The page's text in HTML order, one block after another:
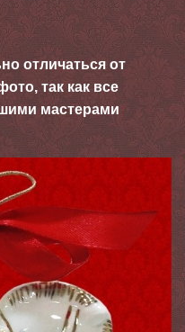
отличаться от
так как все
мастерами